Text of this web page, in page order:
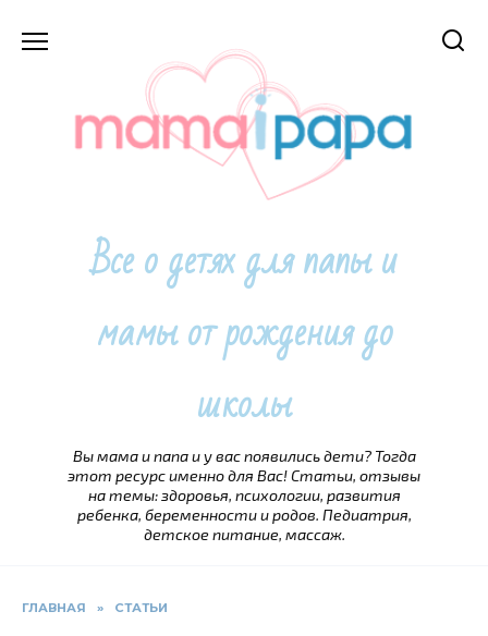
Все о детях для папы и
мамы от рождения до
школы
Вы мама и папа и у вас появились дети? Тогда
этот ресурс именно для Вас! Статьи, отзывы
на темы: здоровья, психологии, развития
ребенка, беременности и родов. Педиатрия,
детское питание, массаж.
ГЛАВНАЯ » СТАТЬИ